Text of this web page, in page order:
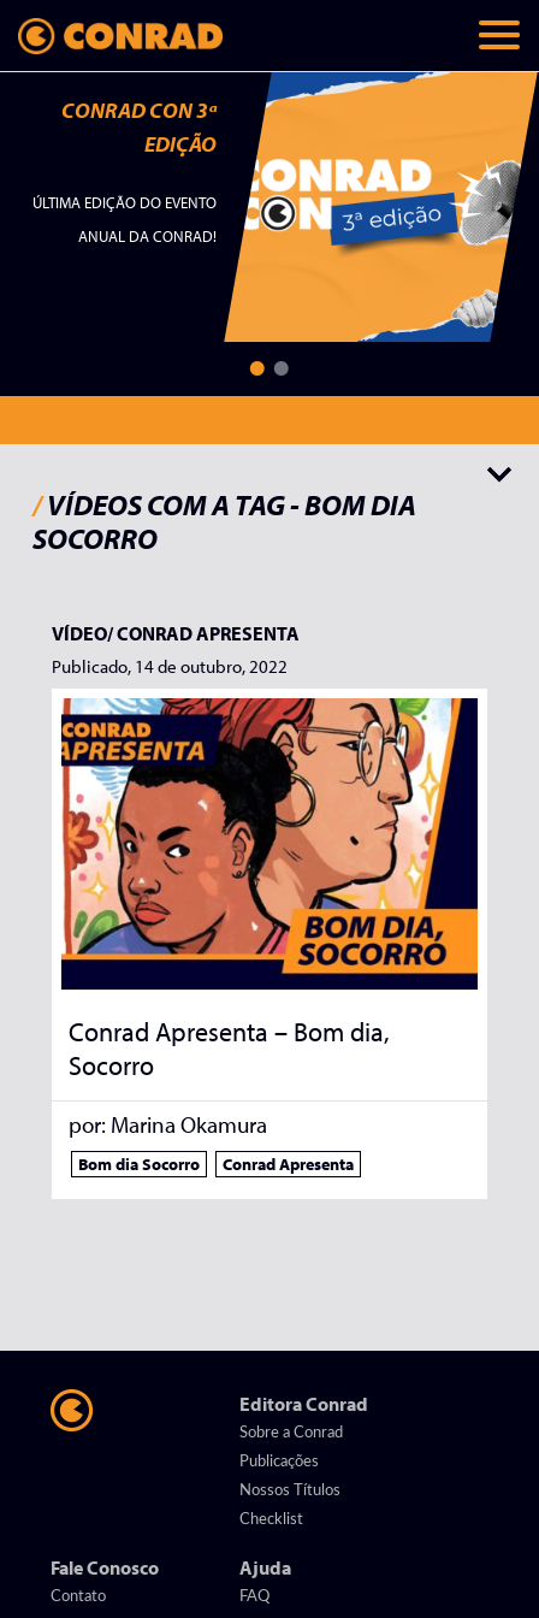
CONRAD CON 3ª
EDIÇÃO
ÚLTIMA EDIÇÃO DO EVENTO
ANUAL DA CONRAD!
Teaser
/VÍDEOS COM A TAG - BOM DIA
SOCORRO
VÍDEO/CONRAD APRESENTA
Publicado, 14 de outubro, 2022
Conrad Apresenta – Bom dia,
Socorro
por: Marina Okamura
Bom dia Socorro Conrad Apresenta
Editora Conrad
Sobre a Conrad
Publicações
Nossos Títulos
Checklist
Fale Conosco
Contato
Ajuda
FAQ